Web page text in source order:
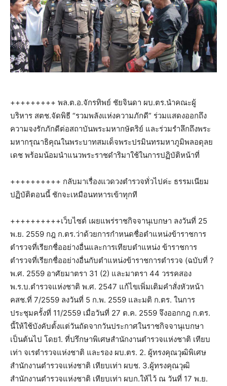
+++++++++ พล.ต.อ.จักรทิพย์ ชัยจินดา ผบ.ตร.นำคณะผู้
บริหาร สตช.จัดพิธี “รวมพลังแห่งความภักดี” ร่วมแสดงออกถึง
ความจงรักภักดีต่อสถาบันพระมหากษัตริย์ และร่วมรำลึกถึงพระ
มหากรุณาธิคุณในพระบาทสมเด็จพระปรมินทรมหาภูมิพลอดุลย
เดช พร้อมน้อมนำแนวพระราชดำริมาใช้ในการปฏิบัติหน้าที่
++++++++++ กลับมาเรื่องแวดวงตำรวจทั่วไปค่ะ ธรรมเนียม
ปฏิบัติตอนนี้ ชักจะเหมือนทหารเข้าทุกที
++++++++++เว็บไซต์ เผยแพร่ราชกิจจานุเบกษา ลงวันที่ 25
พ.ย. 2559 กฎ ก.ตร.ว่าด้วยการกำหนดชื่อตำแหน่งข้าราชการ
ตำรวจที่เรียกชื่ออย่างอื่นและการเทียบตำแหน่ง ข้าราชการ
ตำรวจที่เรียกชื่ออย่างอื่นกับตำแหน่งข้าราชการตำรวจ (ฉบับที่ ?
พ.ศ. 2559 อาศัยมาตรา 31 (2) และมาตรา 44 วรรคสอง
พ.ร.บ.ตำรวจแห่งชาติ พ.ศ. 2547 แก้ไขเพิ่มเติมคำสั่งหัวหน้า
คสช.ที่ 7/2559 ลงวันที่ 5 ก.พ. 2559 และมติ ก.ตร. ในการ
ประชุมครั้งที่ 11/2559 เมื่อวันที่ 27 ต.ค. 2559 จึงออกกฎ ก.ตร.
นี้ให้ใช้บังคับตั้งแต่วันถัดจากวันประกาศในราชกิจจานุเบกษา
เป็นต้นไป โดย1. ที่ปรึกษาพิเศษสำนักงานตำรวจแห่งชาติ เทียบ
เท่า จเรตำรวจแห่งชาติ และรอง ผบ.ตร. 2. ผู้ทรงคุณวุฒิพิเศษ
สำนักงานตำรวจแห่งชาติ เทียบเท่า ผบช. 3.ผู้ทรงคุณวุฒิ
สำนักงานตำรวจแห่งชาติ เทียบเท่า ผบก.ให้ไว้ ณ วันที่ 17 พ.ย.